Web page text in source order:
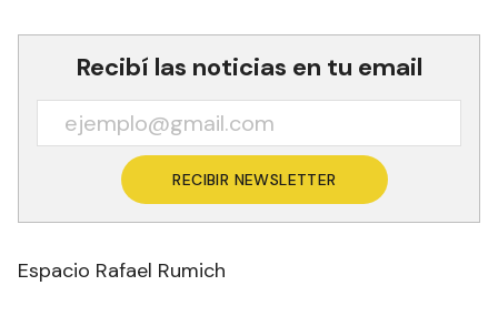
Recibí las noticias en tu email
RECIBIR NEWSLETTER
Espacio Rafael Rumich